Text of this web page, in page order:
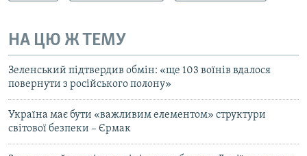
НА ЦЮ Ж ТЕМУ
Зеленський підтвердив обмін: «ще 103 воїнів вдалося
повернути з російського полону»
Україна має бути «важливим елементом» структури
світової безпеки – Єрмак